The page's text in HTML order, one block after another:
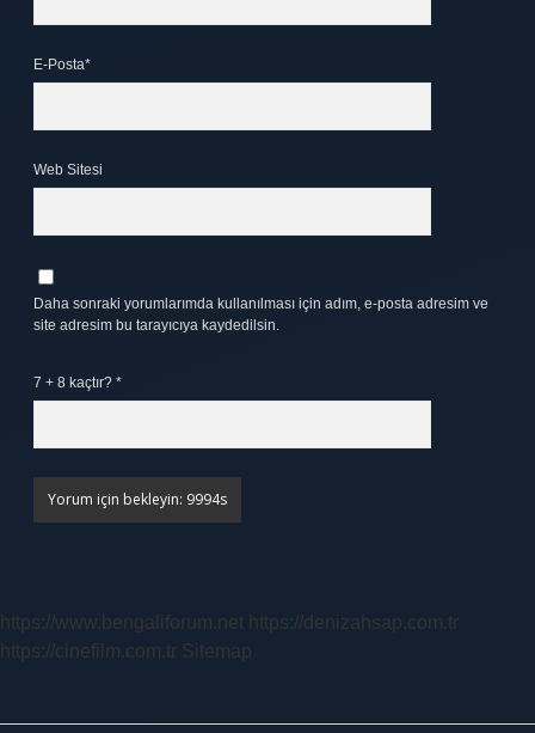
E-Posta*
Web Sitesi
Daha sonraki yorumlarımda kullanılması için adım, e-posta adresim ve
site adresim bu tarayıcıya kaydedilsin.
7 + 8 kaçtır? *
https://www.bengaliforum.net https://denizahsap.com.tr
https://cinefilm.com.tr Sitemap